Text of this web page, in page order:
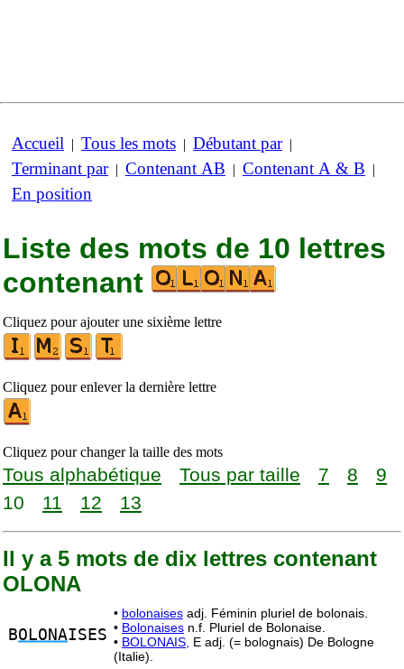
Accueil | Tous les mots | Débutant par|
Terminant par| Contenant AB | Contenant A & B |
En position
Liste des mots de 10 lettres
contenant
Cliquez pour ajouter une sixième lettre
Cliquez pour enlever la dernière lettre
Cliquez pour changer la taille des mots
Tous alphabétique Tous par taille 7 8
9
10
11 12 13
Il y a 5 mots de dix lettres contenant
OLONA
BOLONAISES
• bolonaises adj. Féminin pluriel de bolonais.
• Bolonaises n.f. Pluriel de Bolonaise.
• BOLONAIS, E adj. (= bolognais) De Bologne
(Italie).